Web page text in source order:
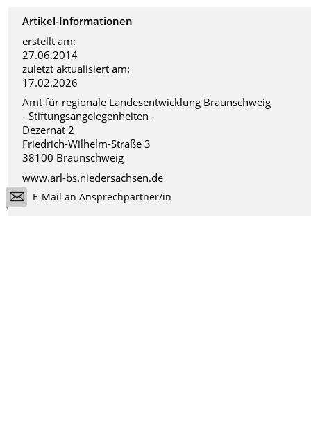
Artikel-Informationen
erstellt am:
27.06.2014
zuletzt aktualisiert am:
17.02.2026
Amt für regionale Landesentwicklung Braunschweig
- Stiftungsangelegenheiten -
Dezernat 2
Friedrich-Wilhelm-Straße 3
38100 Braunschweig
www.arl-bs.niedersachsen.de
E-Mail an Ansprechpartner/in